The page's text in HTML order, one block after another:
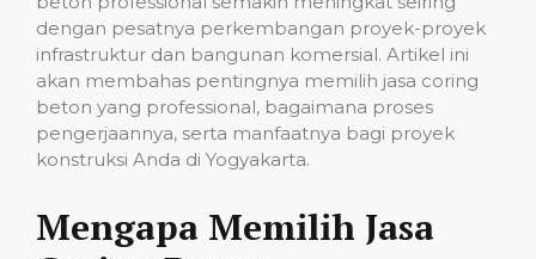
dengan pesatnya perkembangan proyek-proyek
infrastruktur dan bangunan komersial. Artikel ini
akan membahas pentingnya memilih jasa coring
beton yang professional, bagaimana proses
pengerjaannya, serta manfaatnya bagi proyek
konstruksi Anda di Yogyakarta.
Mengapa Memilih Jasa